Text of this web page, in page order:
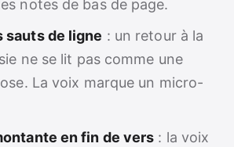
notes de bas de page.
sauts de ligne : un retour à la
ne se lit pas comme une
La voix marque un micro-
en fin de vers : la voix